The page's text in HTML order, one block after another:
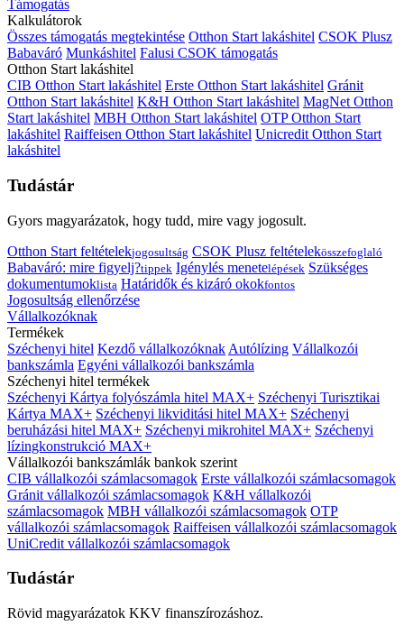
Támogatás
Kalkulátorok
Összes támogatás megtekintése Otthon Start lakáshitel CSOK Plusz
Babaváró Munkáshitel Falusi CSOK támogatás
Otthon Start lakáshitel
CIB Otthon Start lakáshitel Erste Otthon Start lakáshitel Gránit
Otthon Start lakáshitel K&H Otthon Start lakáshitel MagNet Otthon
Start lakáshitel MBH Otthon Start lakáshitel OTP Otthon Start
lakáshitel Raiffeisen Otthon Start lakáshitel Unicredit Otthon Start
lakáshitel
Tudástár
Gyors magyarázatok, hogy tudd, mire vagy jogosult.
Otthon Start feltételekjogosultság CSOK Plusz feltételekösszefoglaló
Babaváró: mire figyelj?tippek Igénylés menetelépések Szükséges
dokumentumoklista Határidők és kizáró okokfontos
Jogosultság ellenőrzése
Vállalkozóknak
Termékek
Széchenyi hitel Kezdő vállalkozóknak Autólízing Vállalkozói
bankszámla Egyéni vállalkozói bankszámla
Széchenyi hitel termékek
Széchenyi Kártya folyószámla hitel MAX+ Széchenyi Turisztikai
Kártya MAX+ Széchenyi likviditási hitel MAX+ Széchenyi
beruházási hitel MAX+ Széchenyi mikrohitel MAX+ Széchenyi
lízingkonstrukció MAX+
Vállalkozói bankszámlák bankok szerint
CIB vállalkozói számlacsomagok Erste vállalkozói számlacsomagok
Gránit vállalkozói számlacsomagok K&H vállalkozói
számlacsomagok MBH vállalkozói számlacsomagok OTP
vállalkozói számlacsomagok Raiffeisen vállalkozói számlacsomagok
UniCredit vállalkozói számlacsomagok
Tudástár
Rövid magyarázatok KKV finanszírozáshoz.